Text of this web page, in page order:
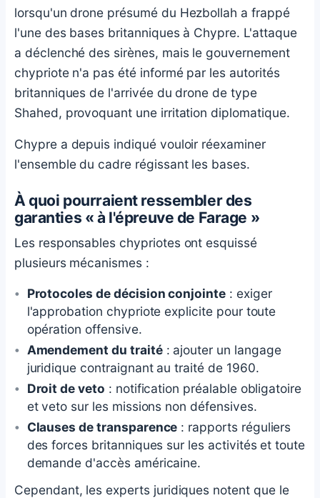
lorsqu'un drone présumé du Hezbollah a frappé
l'une des bases britanniques à Chypre. L'attaque
a déclenché des sirènes, mais le gouvernement
chypriote n'a pas été informé par les autorités
britanniques de l'arrivée du drone de type
Shahed, provoquant une irritation diplomatique.
Chypre a depuis indiqué vouloir réexaminer
l'ensemble du cadre régissant les bases.
À quoi pourraient ressembler des
garanties « à l'épreuve de Farage »
Les responsables chypriotes ont esquissé
plusieurs mécanismes :
Protocoles de décision conjointe: exiger
l'approbation chypriote explicite pour toute
opération offensive.
Amendement du traité: ajouter un langage
juridique contraignant au traité de 1960.
Droit de veto : notification préalable obligatoire
et veto sur les missions non défensives.
Clauses de transparence : rapports réguliers
des forces britanniques sur les activités et toute
demande d'accès américaine.
Cependant, les experts juridiques notent que le